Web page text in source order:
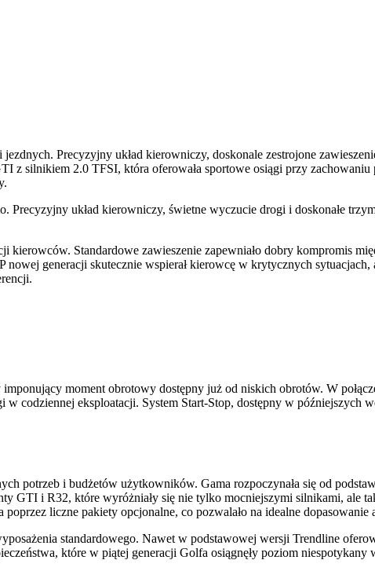
Precyzyjny układ kierowniczy, doskonale zestrojone
z silnikiem 2.0 TFSI, która oferowała sportowe osiągi przy
układ kierowniczy, świetne wyczucie drogi i doskonałe
Standardowe zawieszenie zapewniało dobry kompromis
generacji skutecznie wspierał kierowcę w krytycznych
moment obrotowy dostępny już od niskich obrotów. W
codziennej eksploatacji. System Start-Stop, dostępny w późniejszych
potrzeb i budżetów użytkowników. Gama rozpoczynała się od
GTI i R32, które wyróżniały się nie tylko mocniejszymi silnikami, ale
liczne pakiety opcjonalne, co pozwalało na idealne
standardowego. Nawet w podstawowej wersji Trendline
które w piątej generacji Golfa osiągnęły poziom niespotykany